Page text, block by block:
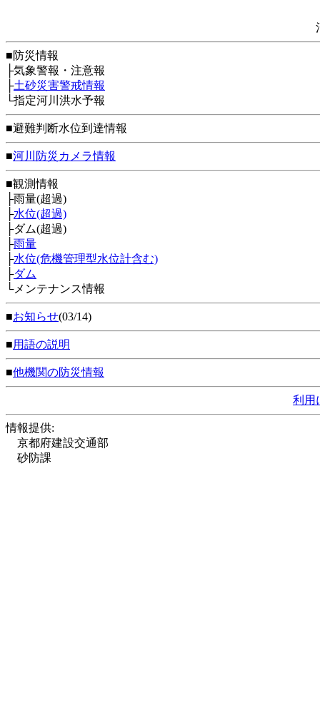
■防災情報
├気象警報・注意報
├土砂災害警戒情報
└指定河川洪水予報
■避難判断水位到達情報
■河川防災カメラ情報
■観測情報
├雨量(超過)
├水位(超過)
├ダム(超過)
├雨量
├水位(危機管理型水位計含む)
├ダム
└メンテナンス情報
■お知らせ(03/14)
■用語の説明
■他機関の防災情報
利用
情報提供:
京都府建設交通部
砂防課